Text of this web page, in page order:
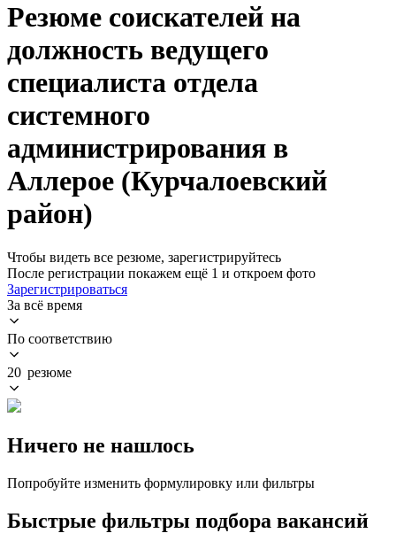
Резюме соискателей на
должность ведущего
специалиста отдела
системного
администрирования в
Аллерое (Курчалоевский
район)
Чтобы видеть все резюме, зарегистрируйтесь
После регистрации покажем ещё 1 и откроем фото
Зарегистрироваться
За всё время
По соответствию
20 резюме
Ничего не нашлось
Попробуйте изменить формулировку или фильтры
Быстрые фильтры подбора вакансий